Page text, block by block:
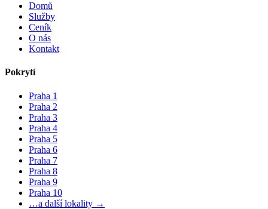
Domů
Služby
Ceník
O nás
Kontakt
Pokrytí
Praha 1
Praha 2
Praha 3
Praha 4
Praha 5
Praha 6
Praha 7
Praha 8
Praha 9
Praha 10
…a další lokality →